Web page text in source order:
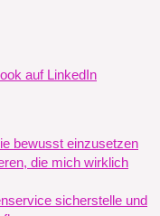
auf LinkedIn
bewusst einzusetzen
die mich wirklich
sicherstelle und